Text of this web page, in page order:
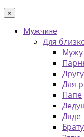
×
Мужчине
Для
Мужу
Другу
Для
Папе
Дяде
Брату